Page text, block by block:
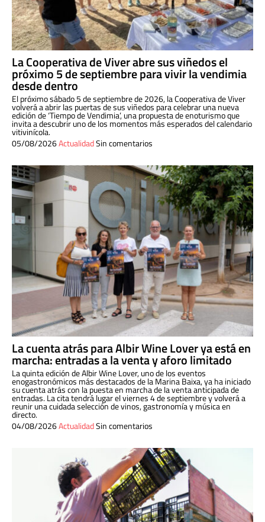
La Cooperativa de Viver abre sus viñedos el
próximo 5 de septiembre para vivir la vendimia
desde dentro
El próximo sábado 5 de septiembre de 2026, la Cooperativa de Viver
volverá a abrir las puertas de sus viñedos para celebrar una nueva
edición de ‘Tiempo de Vendimia’, una propuesta de enoturismo que
invita a descubrir uno de los momentos más esperados del calendario
vitivinícola.
05/08/2026ActualidadSin comentarios
La cuenta atrás para Albir Wine Lover ya está en
marcha: entradas a la venta y aforo limitado
La quinta edición de Albir Wine Lover, uno de los eventos
enogastronómicos más destacados de la Marina Baixa, ya ha iniciado
su cuenta atrás con la puesta en marcha de la venta anticipada de
entradas. La cita tendrá lugar el viernes 4 de septiembre y volverá a
reunir una cuidada selección de vinos, gastronomía y música en
directo.
04/08/2026ActualidadSin comentarios